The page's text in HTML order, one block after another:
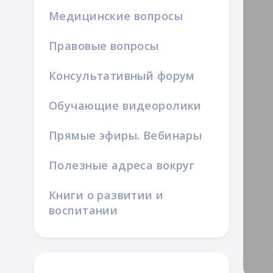
Медицинские вопросы
Правовые вопросы
Консультативный форум
Обучающие видеоролики
Прямые эфиры. Вебинары
Полезные адреса вокруг
Книги о развитии и
воспитании